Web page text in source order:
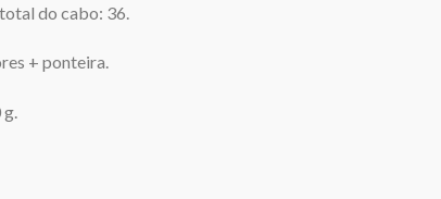
do cabo: 36.
+ ponteira.
g.